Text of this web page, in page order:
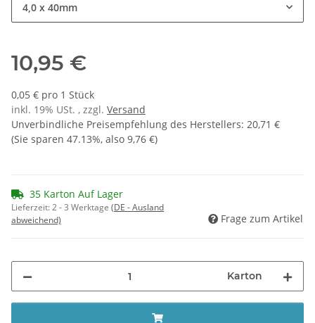
4,0 x 40mm
10,95 €
0,05 € pro 1 Stück
inkl. 19% USt. , zzgl. Versand
Unverbindliche Preisempfehlung des Herstellers: 20,71 €
(Sie sparen 47.13%, also 9,76 €)
35 Karton Auf Lager
Lieferzeit:2 - 3 Werktage (DE - Ausland
abweichend)
Frage zum Artikel
Karton